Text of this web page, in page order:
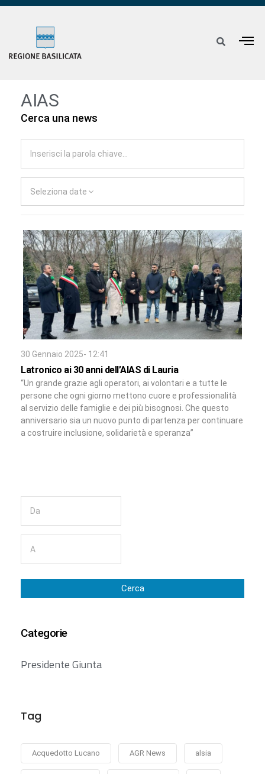
AIAS
Cerca una news
Seleziona date
30 Gennaio 2025- 12:41
Latronico ai 30 anni dell’AIAS di Lauria
“Un grande grazie agli operatori, ai volontari e a tutte le
persone che ogni giorno mettono cuore e professionalità
al servizio delle famiglie e dei più bisognosi. Che questo
anniversario sia un nuovo punto di partenza per continuare
a costruire inclusione, solidarietà e speranza”
Cerca
Categorie
Presidente Giunta
Tag
Acquedotto Lucano AGR News alsia